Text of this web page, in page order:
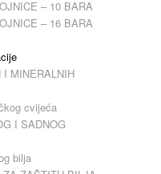
– 10 BARA
– 16 BARA
I MINERALNIH
cvijeća
I SADNOG
bilja